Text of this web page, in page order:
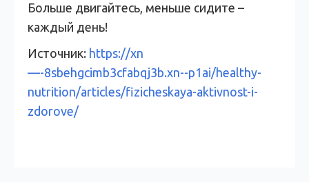
Больше двигайтесь, меньше сидите –
каждый день!
Источник: https://xn
—-8sbehgcimb3cfabqj3b.xn--p1ai/healthy-
nutrition/articles/fizicheskaya-aktivnost-i-
zdorove/